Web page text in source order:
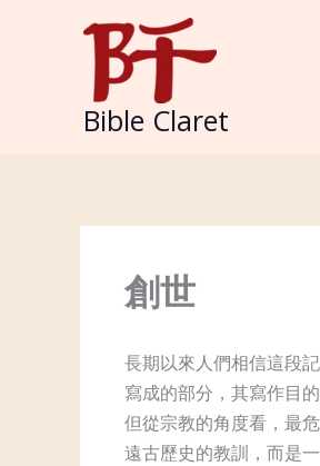
Bible Claret
創世
長期以來人們相信這段
寫成的部分，其寫作目
但從宗教的角度看，最
遠古歷史的教訓，而是